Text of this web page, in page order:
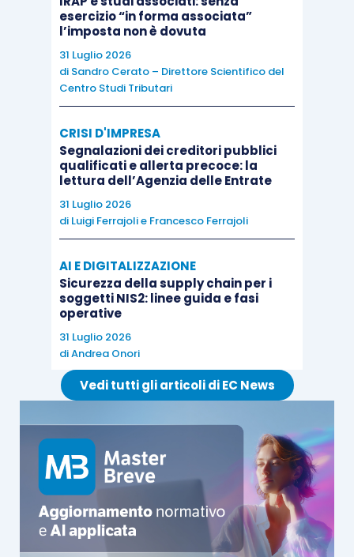
La seconda edizione della ricerca UNGDCEC,
TeamSystem ed Euroconference, si conferma
Professione, capace di valorizzare il contributo
dei Commercialisti e di offrire una base
informativa solida per affrontare, con maggiore
consapevolezza, le trasformazioni in atto.
esercizio “in forma associata”
l’imposta non è dovuta
31 Luglio 2026
di Sandro Cerato – Direttore Scientifico del
Centro Studi Tributari
CRISI D'IMPRESA
Segnalazioni dei creditori pubblici
qualificati e allerta precoce: la
lettura dell’Agenzia delle Entrate
31 Luglio 2026
di Luigi Ferrajolie Francesco Ferrajoli
AI E DIGITALIZZAZIONE
Sicurezza della supply chain per i
soggetti NIS2: linee guida e fasi
operative
31 Luglio 2026
diAndrea Onori
Vedi tutti gli articoli di EC News